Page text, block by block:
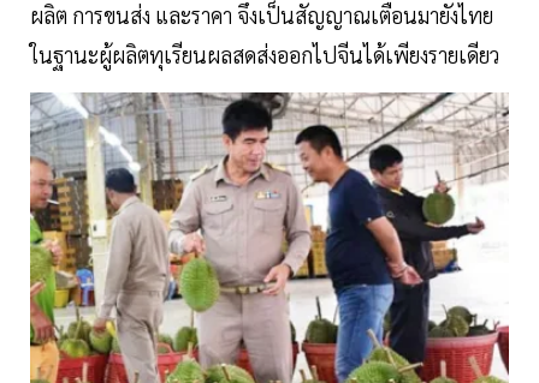
ผลิต การขนส่ง และราคา จึงเป็นสัญญาณเตือนมายังไทย
ในฐานะผู้ผลิตทุเรียนผลสดส่งออกไปจีนได้เพียงรายเดียว